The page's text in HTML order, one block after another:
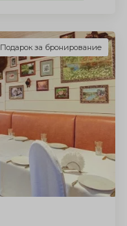
Подарок за бронирование